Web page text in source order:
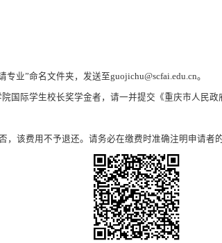
专业”命名文件夹，发送至guojichu@scfai.edu.cn。
国际学生校长奖学金者，请一并提交《重庆市人民
，该费用不予退还。请务必在缴费时准确注明申请者